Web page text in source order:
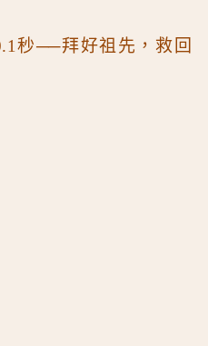
秒──拜好祖先，救回